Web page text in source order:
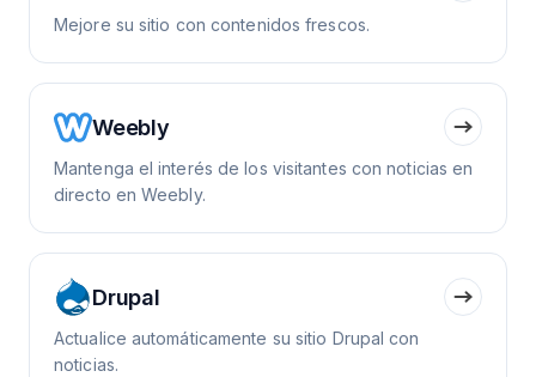
Mejore su sitio con contenidos frescos.
Weebly
Mantenga el interés de los visitantes con noticias en
directo en Weebly.
Drupal
Actualice automáticamente su sitio Drupal con
noticias.